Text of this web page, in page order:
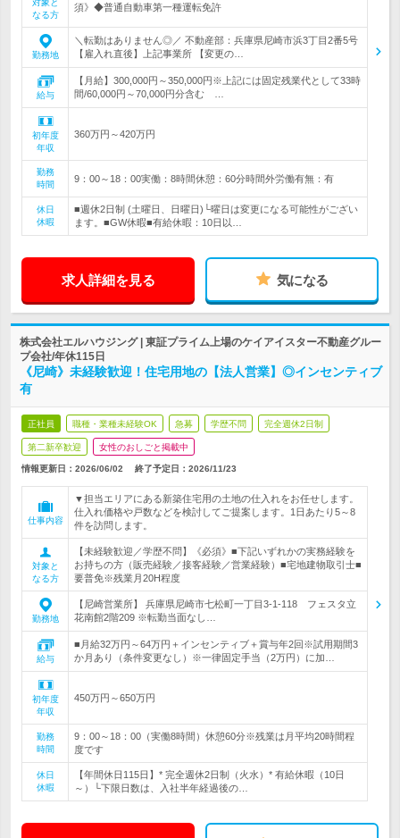
対象と
なる方
須》◆普通自動車第一種運転免許
勤務地
＼転勤はありません◎／ 不動産部：兵庫県尼崎市浜3丁目2番5号
【雇入れ直後】上記事業所 【変更の…
給与
【月給】300,000円～350,000円※上記には固定残業代として33時
間/60,000円～70,000円分含む …
初年度
年収
360万円～420万円
勤務
時間
9：00～18：00実働：8時間休憩：60分時間外労働有無：有
休日
休暇
■週休2日制 (土曜日、日曜日)└曜日は変更になる可能性がござい
ます。■GW休暇■有給休暇：10日以…
求人詳細を見る 気になる
株式会社エルハウジング | 東証プライム上場のケイアイスター不動産グルー
プ会社/年休115日
《尼崎》未経験歓迎！住宅用地の【法人営業】◎インセンティブ
有
正社員 職種・業種未経験OK 急募 学歴不問 完全週休2日制
第二新卒歓迎 女性のおしごと掲載中
情報更新日：2026/06/02 終了予定日： 2026/11/23
仕事内容
▼担当エリアにある新築住宅用の土地の仕入れをお任せします。
仕入れ価格や戸数などを検討してご提案します。1日あたり5～8
件を訪問します。
対象と
なる方
【未経験歓迎／学歴不問】《必須》■下記いずれかの実務経験を
お持ちの方（販売経験／接客経験／営業経験）■宅地建物取引士■
要普免※残業月20H程度
勤務地
【尼崎営業所】 兵庫県尼崎市七松町一丁目3-1-118 フェスタ立
花南館2階209 ※転勤当面なし…
給与
■月給32万円～64万円＋インセンティブ＋賞与年2回※試用期間3
か月あり（条件変更なし）※一律固定手当（2万円）に加…
初年度
年収
450万円～650万円
勤務
時間
9：00～18：00（実働8時間）休憩60分※残業は月平均20時間程
度です
休日
休暇
【年間休日115日】* 完全週休2日制（火水）* 有給休暇（10日
～）└下限日数は、入社半年経過後の…